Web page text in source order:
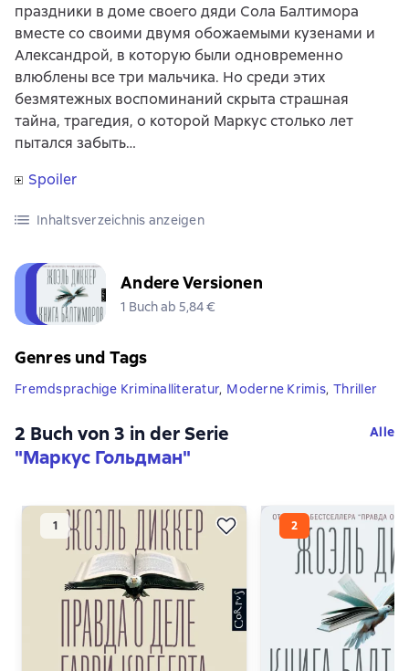
праздники в доме своего дяди Сола Балтимора
вместе со своими двумя обожаемыми кузенами и
Александрой, в которую были одновременно
влюблены все три мальчика. Но среди этих
безмятежных воспоминаний скрыта страшная
тайна, трагедия, о которой Маркус столько лет
пытался забыть…
Spoiler
Inhaltsverzeichnis anzeigen
Andere Versionen
1 Buch ab 5,84 €
Genres und Tags
Fremdsprachige Kriminalliteratur, Moderne Krimis, Thriller
2 Buch von 3 in der Serie
"Маркус Гольдман"
Alle